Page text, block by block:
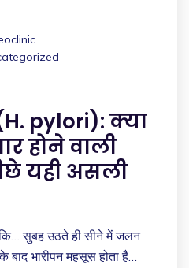
pylori): क्या
होने वाली
यही असली
सुबह उठते ही सीने में जलन
बाद भारीपन महसूस होता है…